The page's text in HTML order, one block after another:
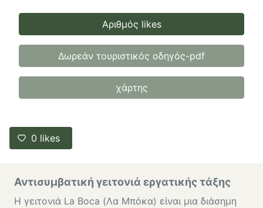
Αριθμός likes
Δωρεάν τουριστικός οδηγός-pdf
χάρτης
0 likes
Αντισυμβατική γειτονιά εργατικής τάξης
Η γειτονιά La Boca (Λα Μπόκα) είναι μια διάσημη